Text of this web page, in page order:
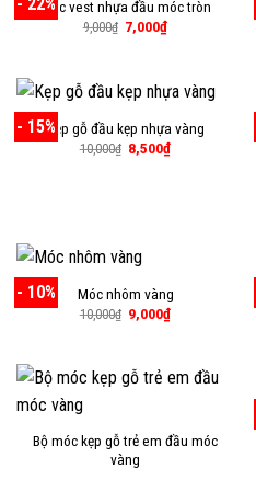
- 22%Móc vest nhựa đầu móc tròn
9,000₫ Giá
gốc
7,000₫Giá
7,000₫.
- 15%Kẹp gỗ đầu kẹp nhựa vàng
10,000₫ Giá
gốc
8,500₫Giá
- 10% Móc nhôm vàng
10,000₫ Giá
gốc
9,000₫Giá
9,000₫.
Bộ móc kẹp gỗ trẻ em đầu móc
vàng